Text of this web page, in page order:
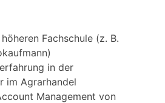
Fachschule (z. B.
in der
im Agrarhandel
Management von